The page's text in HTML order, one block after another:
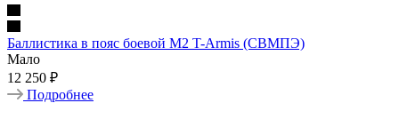
Баллистика в пояс боевой М2 T-Armis (СВМПЭ)
Мало
12 250 ₽
Подробнее